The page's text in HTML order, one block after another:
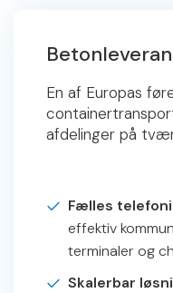
En af Europas
afdelinger på
Fælles
effektiv
terminaler og
Skalerbar